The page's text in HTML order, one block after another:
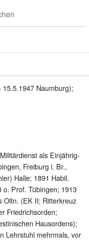
Naumburg);
als Einjährig-
Freiburg i. Br.,
Halle; 1891 Habil.
o. Prof. Tübingen; 1913
Oltn. (EK II; Ritterkreuz
Friedrichsorden;
Hausordens);
Lehrstuhl mehrmals, vor